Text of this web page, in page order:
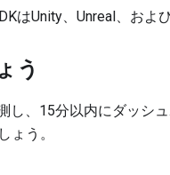
はUnity、Unreal、およ
う
し、15分以内にダッシ
ょう。